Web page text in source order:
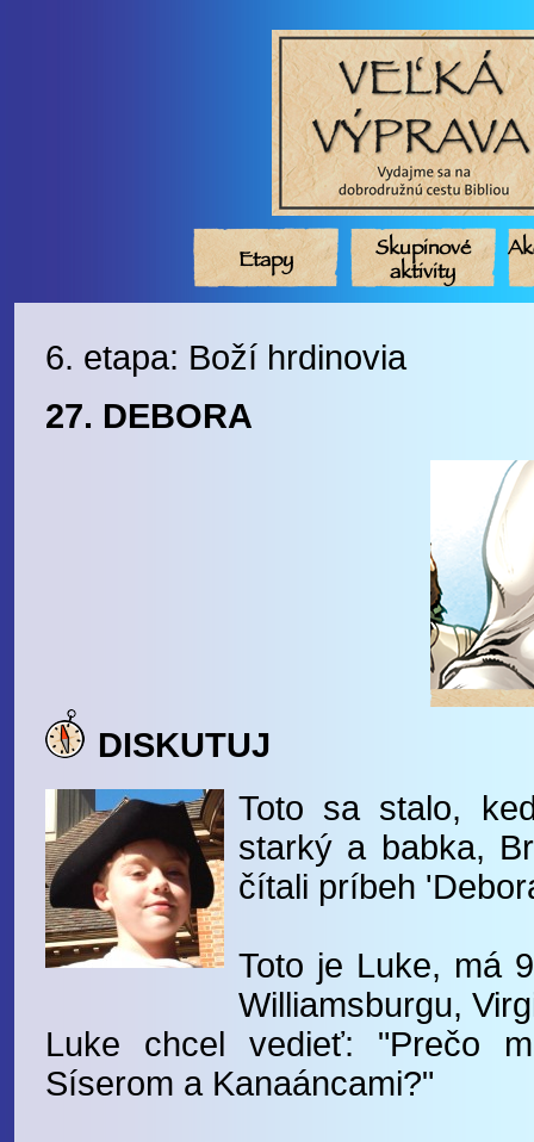
Etapy
Skupinové
aktivity
6. etapa: Boží hrdinovia
27. DEBORA
DISKUTUJ
Toto sa stalo,
starký a babka,
čítali príbeh
Toto je Luke, má
Williamsburgu,
Luke chcel vedieť: "Prečo
Síserom a Kanaáncami?"